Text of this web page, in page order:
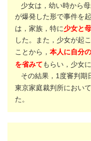
少女は，幼い時から
が爆発した形で事件を
は，家族，特に少女と
した。また，少女が起
ことから， 本人に自分
を省みてもらい，少女
その結果，1度審判期
東京家庭裁判所におい
た。